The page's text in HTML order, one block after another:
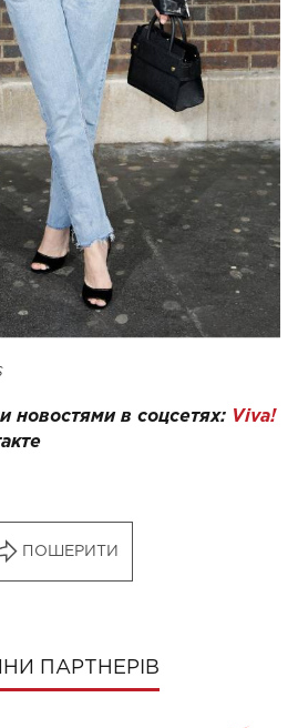
новостями в соцсетях: Viva!
ПОШЕРИТИ
ПАРТНЕРІВ